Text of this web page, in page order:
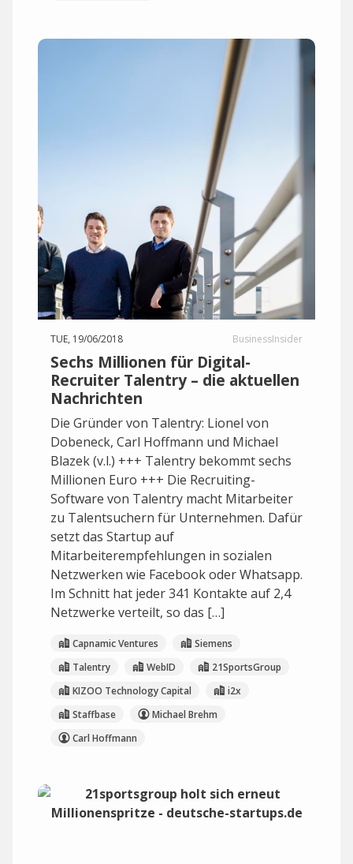
TUE, 19/06/2018 BusinessInsider
Sechs Millionen für Digital-
Recruiter Talentry – die aktuellen
Nachrichten
Die Gründer von Talentry: Lionel von
Dobeneck, Carl Hoffmann und Michael
Blazek (v.l.) +++ Talentry bekommt sechs
Millionen Euro +++ Die Recruiting-
Software von Talentry macht Mitarbeiter
zu Talentsuchern für Unternehmen. Dafür
setzt das Startup auf
Mitarbeiterempfehlungen in sozialen
Netzwerken wie Facebook oder Whatsapp.
Im Schnitt hat jeder 341 Kontakte auf 2,4
Netzwerke verteilt, so das […]
Capnamic Ventures
Siemens
Talentry
WebID
21SportsGroup
KIZOO Technology Capital
i2x
Staffbase
Michael Brehm
Carl Hoffmann